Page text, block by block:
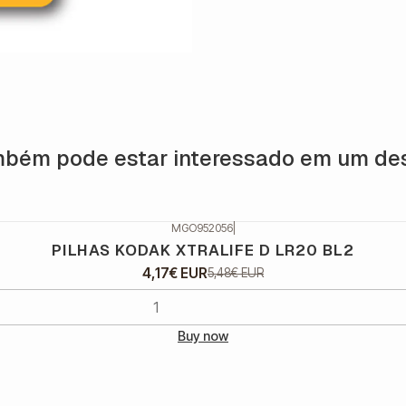
pode estar interessado em um
MGO952056|
PILHAS KODAK XTRALIFE D LR20 BL2
4,17€ EUR5,48€ EUR
Buy now